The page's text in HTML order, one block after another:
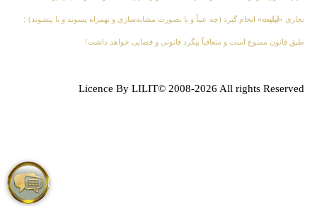
تجاری «لیلیت» انجام گیرد (چه عیناً و یا بصورت مشابه‌سازی و بهمراه پسوند و یا پیشوند) ؛
طبق قانون ممنوع است و متعاقباً پیگرد قانونی و قضایی خواهد داشت!
Licence By LILIT© 2008-2026 All rights Reserved